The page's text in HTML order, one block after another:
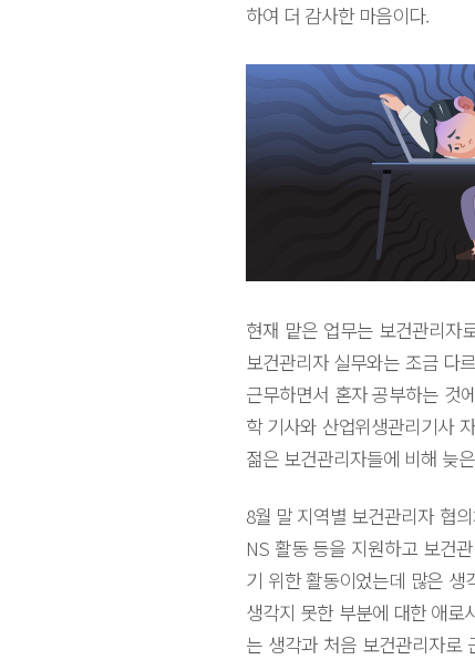
하여 더 감사한 마음이다.
현재 맡은 업무는 보건관리자
보건관리자 실무와는 조금 다
근무하면서 혼자 공부하는 것
학 기사와 산업위생관리기사
젊은 보건관리자들에 비해 늦
8월 말 지역별 보건관리자 협
NS 활동 등을 지원하고 보건
기 위한 활동이었는데 많은 생
생각지 못한 부분에 대한 애로
는 생각과 처음 보건관리자로